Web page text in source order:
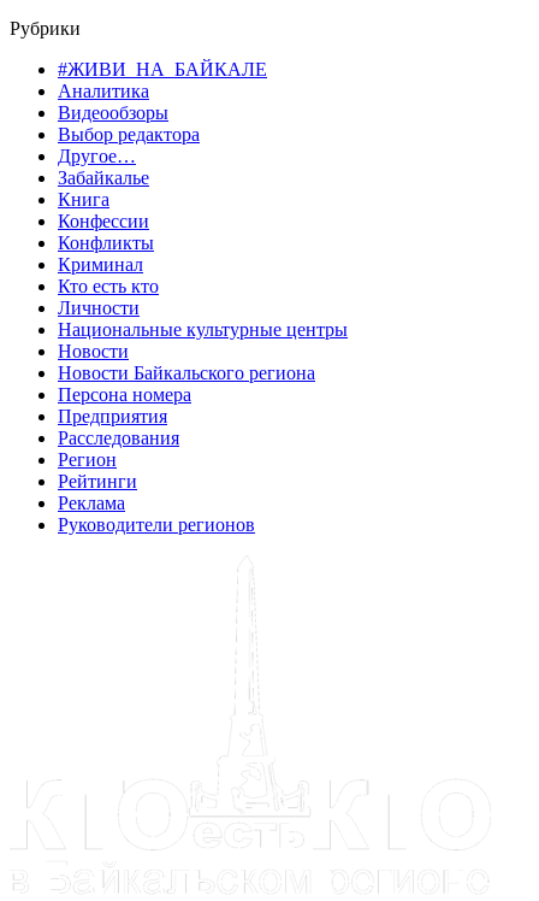
Рубрики
#ЖИВИ_НА_БАЙКАЛЕ
Аналитика
Видеообзоры
Выбор редактора
Другое…
Забайкалье
Книга
Конфессии
Конфликты
Криминал
Кто есть кто
Личности
Национальные культурные центры
Новости
Новости Байкальского региона
Персона номера
Предприятия
Расследования
Регион
Рейтинги
Реклама
Руководители регионов